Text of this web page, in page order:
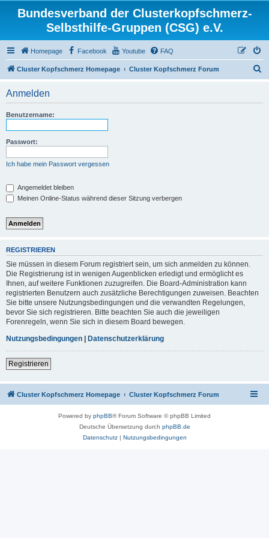
Bundesverband der Clusterkopfschmerz-
Selbsthilfe-Gruppen (CSG) e.V.
Homepage Facebook Youtube FAQ
Cluster Kopfschmerz Homepage Cluster Kopfschmerz Forum
Anmelden
Benutzername:
Passwort:
Ich habe mein Passwort vergessen
Angemeldet bleiben
Meinen Online-Status während dieser Sitzung verbergen
REGISTRIEREN
Sie müssen in diesem Forum registriert sein, um sich anmelden zu können.
Die Registrierung ist in wenigen Augenblicken erledigt und ermöglicht es
Ihnen, auf weitere Funktionen zuzugreifen. Die Board-Administration kann
registrierten Benutzern auch zusätzliche Berechtigungen zuweisen. Beachten
Sie bitte unsere Nutzungsbedingungen und die verwandten Regelungen,
bevor Sie sich registrieren. Bitte beachten Sie auch die jeweiligen
Forenregeln, wenn Sie sich in diesem Board bewegen.
Nutzungsbedingungen | Datenschutzerklärung
Registrieren
Cluster Kopfschmerz Homepage Cluster Kopfschmerz Forum
Powered by phpBB® Forum Software © phpBB Limited
Deutsche Übersetzung durch phpBB.de
Datenschutz| Nutzungsbedingungen